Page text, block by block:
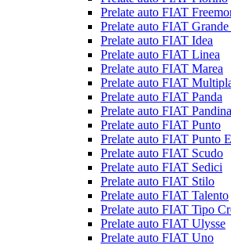
Prelate auto FIAT
Prelate auto FIAT
Prelate auto FIAT Idea
Prelate auto FIAT Linea
Prelate auto FIAT Marea
Prelate auto FIAT
Prelate auto FIAT Panda
Prelate auto FIAT Pandina
Prelate auto FIAT Punto
Prelate auto FIAT Punto
Prelate auto FIAT Scudo
Prelate auto FIAT Sedici
Prelate auto FIAT Stilo
Prelate auto FIAT Talento
Prelate auto FIAT Tipo
Prelate auto FIAT Ulysse
Prelate auto FIAT Uno